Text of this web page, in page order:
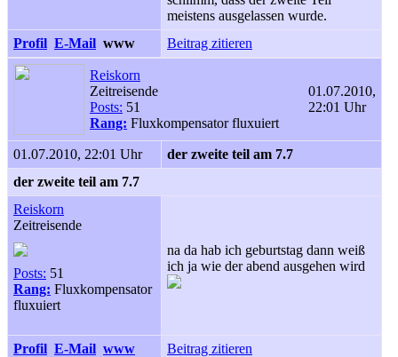
meistens ausgelassen wurde.
Profil E-Mail www Beitrag zitieren
Reiskorn
Zeitreisende
Posts: 51
Rang: Fluxkompensator fluxuiert
01.07.2010,
22:01 Uhr
01.07.2010, 22:01 Uhr
der zweite teil am 7.7
der zweite teil am 7.7
Reiskorn
Zeitreisende
Posts: 51
Rang: Fluxkompensator
fluxuiert
na da hab ich geburtstag dann weiß
ich ja wie der abend ausgehen wird
Profil E-Mail www Beitrag zitieren